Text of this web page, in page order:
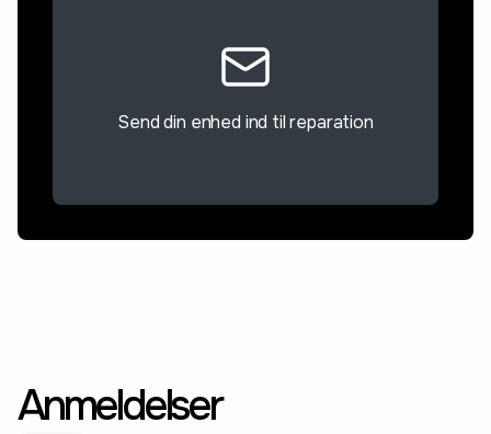
Send din enhed ind til reparation
Anmeldelser